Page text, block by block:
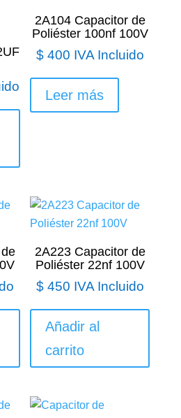
2A104 Capacitor de
Poliéster 100nf 100V
$400 IVA Incluido
Leer más
2A223 Capacitor de
Poliéster 22nf 100V
$450 IVA Incluido
Añadir al
carrito